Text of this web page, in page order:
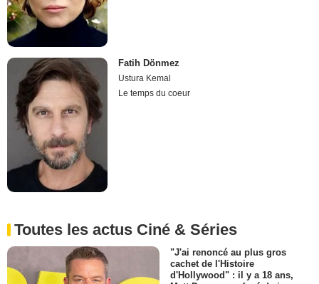
Fatih Dönmez
Ustura Kemal
Le temps du coeur
Toutes les actus Ciné & Séries
"J'ai renoncé au plus gros
cachet de l'Histoire
d'Hollywood" : il y a 18 ans,